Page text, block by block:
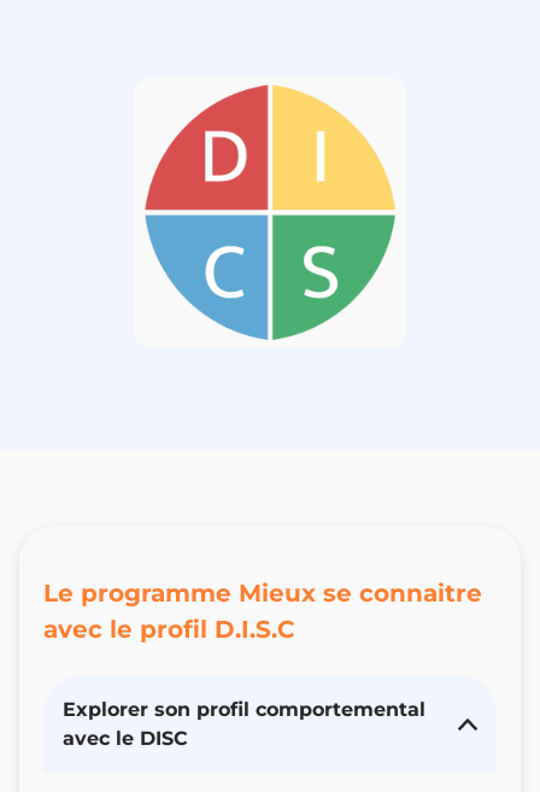
Le programme Mieux se connaitre
avec le profil D.I.S.C
Explorer son profil comportemental
avec le DISC